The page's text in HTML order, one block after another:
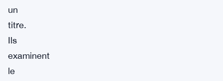
un
titre.
Ils
examinent
le